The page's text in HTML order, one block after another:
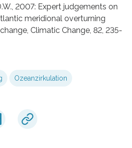
2007: Expert judgements on
meridional overturning
Climatic Change, 82, 235-
Ozeanzirkulation